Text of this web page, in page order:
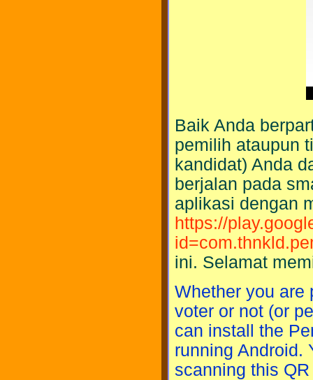
Baik Anda
pemilih ataupun
kandidat) Anda
berjalan pada
aplikasi dengan
https://
ini. Selamat
Whether you are
voter or not (or
can install the
running Android.
scanning this